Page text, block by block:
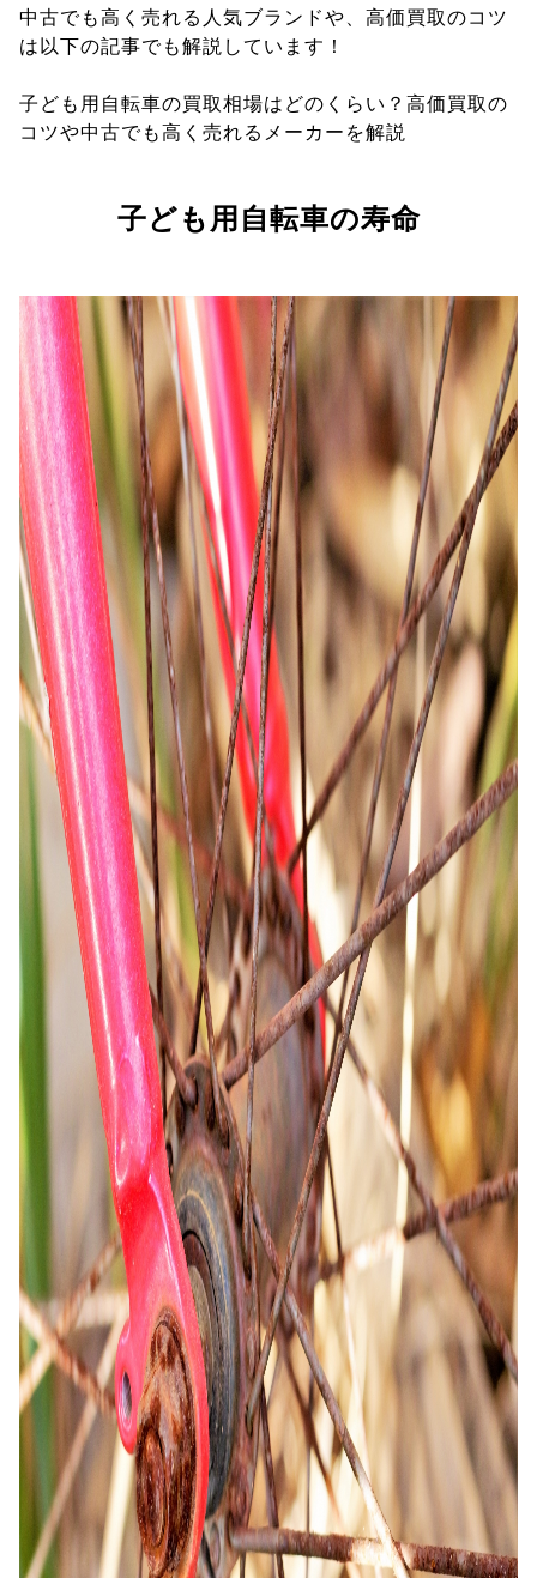
中古でも高く売れる人気ブランドや、高価買取のコツ
は以下の記事でも解説しています！
子ども用自転車の買取相場はどのくらい？高価買取の
コツや中古でも高く売れるメーカーを解説
子ども用自転車の寿命